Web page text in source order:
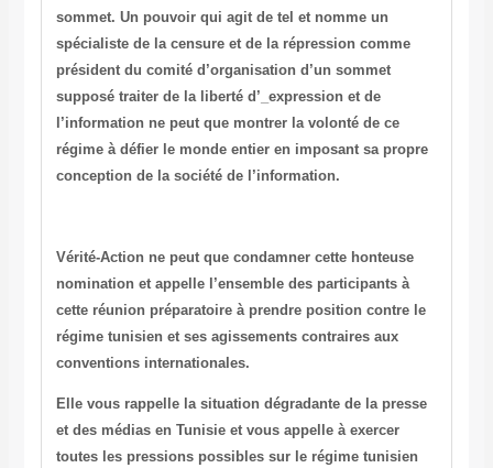
sommet. Un pouvoir qui agit de tel et nomme un
spécialiste de la censure et de la répression comme
président du comité d’organisation d’un sommet
supposé traiter de la liberté d’_expression et de
l’information ne peut que montrer la volonté de ce
régime à défier le monde entier en imposant sa propre
conception de la société de l’information.
Vérité-Action ne peut que condamner cette honteuse
nomination et appelle l’ensemble des participants à
cette réunion préparatoire à prendre position contre le
régime tunisien et ses agissements contraires aux
conventions internationales.
Elle vous rappelle la situation dégradante de la presse
et des médias en Tunisie et vous appelle à exercer
toutes les pressions possibles sur le régime tunisien